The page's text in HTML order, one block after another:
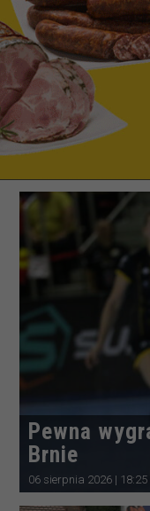
Pewna
Brnie
06 sierpnia 2026 | 18:25